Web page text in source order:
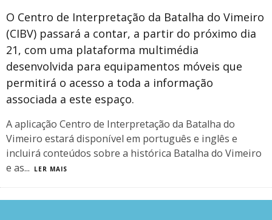
O Centro de Interpretação da Batalha do Vimeiro
(CIBV) passará a contar, a partir do próximo dia
21, com uma plataforma multimédia
desenvolvida para equipamentos móveis que
permitirá o acesso a toda a informação
associada a este espaço.
A aplicação Centro de Interpretação da Batalha do
Vimeiro estará disponível em português e inglês e
incluirá conteúdos sobre a histórica Batalha do Vimeiro
e as... LER MAIS